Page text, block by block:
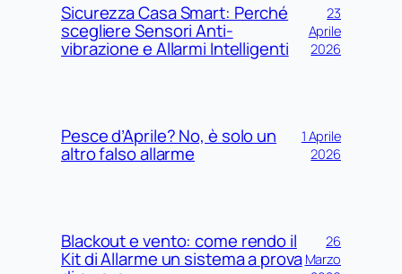
Sicurezza Casa Smart: Perché
scegliere Sensori Anti-
vibrazione e Allarmi Intelligenti
23
Aprile
2026
Pesce d’Aprile? No, è solo un
altro falso allarme
1 Aprile
2026
Blackout e vento: come rendo il
Kit di Allarme un sistema a prova
26
Marzo